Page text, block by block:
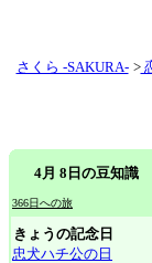
さくら -SAKURA- >
4月 8日の豆知識
366日への旅
きょうの記念日
忠犬ハチ公の日